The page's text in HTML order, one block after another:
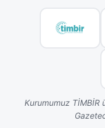
Kurumumuz TİMBİR